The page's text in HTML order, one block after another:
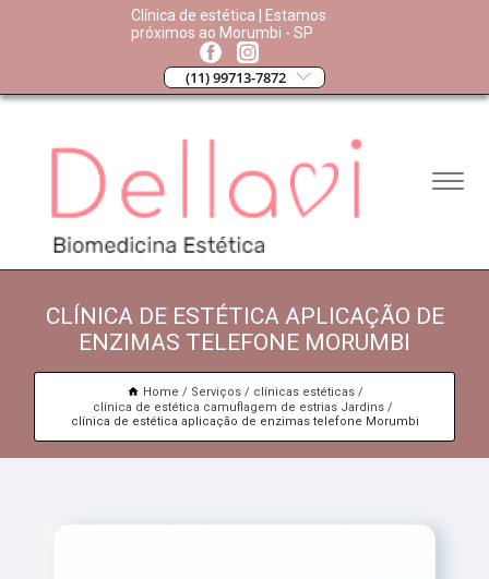
Clínica de estética | Estamos
próximos ao Morumbi - SP
(11) 99713-7872
CLÍNICA DE ESTÉTICA APLICAÇÃO DE
ENZIMAS TELEFONE MORUMBI
Home Serviços
clínicas estéticas
clínica de estética camuflagem de estrias Jardins
clínica de estética aplicação de enzimas telefone Morumbi